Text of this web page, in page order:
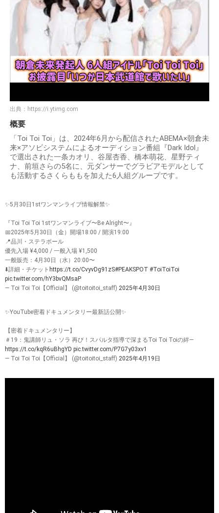
出典： https://i.ytimg.com
概要
「Toi Toi Toi」は、2024年6月から配信されたABEMA×朝倉未
来×アソビシステムによるオーディション番組『Dark Idol』
で選出された一条カオリ、谷屋杏香、橋本萌花、星野ティ
ナ、前垣さらの5名に、元ダンサーでグラビアモデルとして
も活動するさくらももを加えた6人組グループです。
✨5月30日1stワンマンライブ情報解禁✨
『Toi Toi Toi 1stワンマンライブ〜Be Alright〜』
📅2025年5月30日（金）開場18:00 / 開演19:00
📍品川・ステラボール
優先入場 ¥4,000 / 一般入場 ¥1,500
一般販売：4月30日（水）20:00〜
⬇️詳細・チケット https://t.co/CvyvDg91zS#PEAKSPOT #ToiToiToi
pic.twitter.com/hY3bvQMsaP
— Toi Toi Toi【Official】 (@toitoitoi_staff) 2025年4月30日
✨YouTube密着ドキュメンタリー最新話公開✨
【密着ドキュメンタリー】
＃19：鬼講師リュ・ソラ 再び！スパルタ指導で深まるToi Toi Toiの絆―
https://t.co/kqR6uBhgYD pic.twitter.com/P7G7y03xv1
— Toi Toi Toi【Official】 (@toitoitoi_staff) 2025年4月19日